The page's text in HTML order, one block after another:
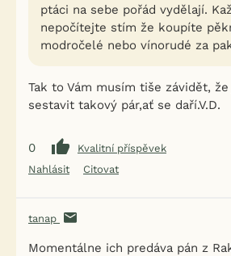
ptáci na sebe pořád vydělají.
nepočítejte stím že koupíte
modročelé nebo vínorudé za
Tak to Vám musím tiše závidět,
sestavit takový pár,ať se daří.V.D.
0
Kvalitní příspěvek
Nahlásit
Citovat
tanap
Momentálne ich predáva pán z